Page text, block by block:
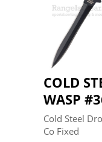
COLD
WASP
Cold Steel
Co Fixed